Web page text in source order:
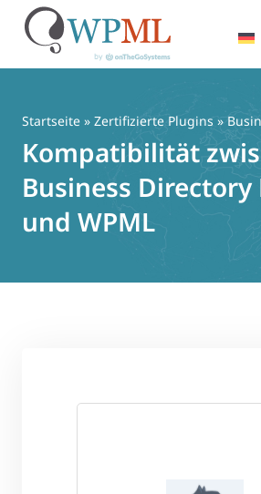
springen
Startseite » Zertifizierte Plugins »
Kompatibilität
Business Directory
und WPML